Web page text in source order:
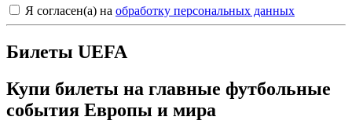
Я согласен(а) на обработку персональных данных
Билеты UEFA
Купи билеты на главные футбольные
события Европы и мира